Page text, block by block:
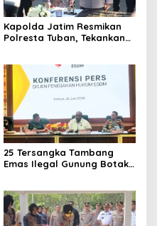
Kapolda Jatim Resmikan
Polresta Tuban, Tekankan
Pelayanan Publik
25 Tersangka Tambang
Emas Ilegal Gunung Botak